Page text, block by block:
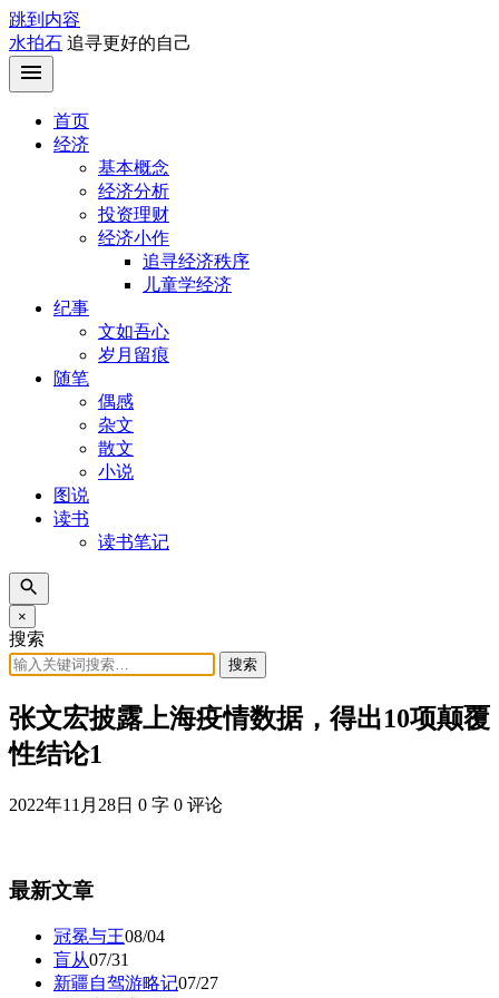
跳到内容
水拍石 追寻更好的自己
首页
经济
基本概念
经济分析
投资理财
经济小作
追寻经济秩序
儿童学经济
纪事
文如吾心
岁月留痕
随笔
偶感
杂文
散文
小说
图说
读书
读书笔记
×
搜索
搜索
张文宏披露上海疫情数据，得出10项颠覆
性结论1
2022年11月28日 0 字 0 评论
最新文章
冠冕与王08/04
盲从07/31
新疆自驾游略记07/27